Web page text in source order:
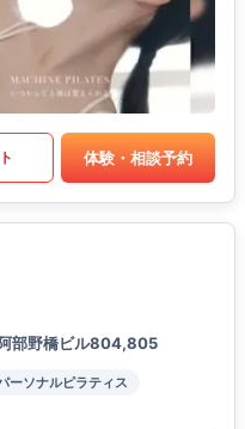
体験・相談予約
部野橋ビル804,805
ーソナルピラティス